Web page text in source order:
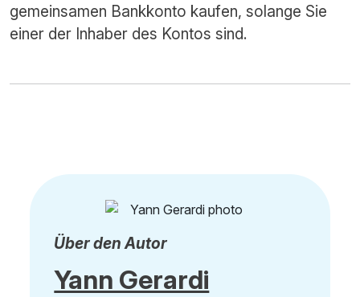
gemeinsamen Bankkonto kaufen, solange Sie
einer der Inhaber des Kontos sind.
Über den Autor
Yann Gerardi